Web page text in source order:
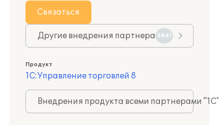
Связаться
Другие внедрения партнера 3841
Продукт
1С:Управление торговлей 8
Внедрения продукта всеми партнерами